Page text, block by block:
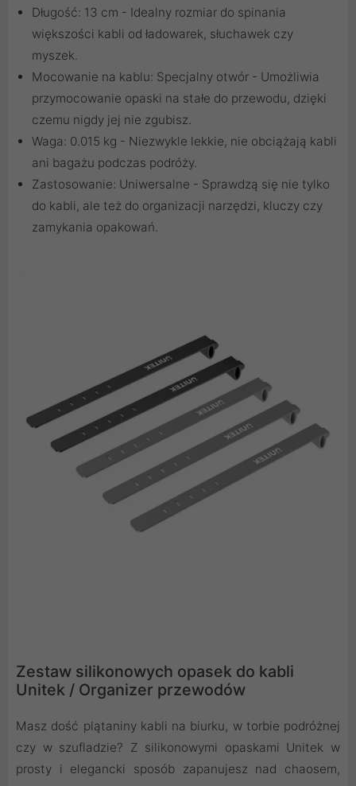
Długość: 13 cm - Idealny rozmiar do spinania
większości kabli od ładowarek, słuchawek czy
myszek.
Mocowanie na kablu: Specjalny otwór - Umożliwia
przymocowanie opaski na stałe do przewodu, dzięki
czemu nigdy jej nie zgubisz.
Waga: 0.015 kg - Niezwykle lekkie, nie obciążają kabli
ani bagażu podczas podróży.
Zastosowanie: Uniwersalne - Sprawdzą się nie tylko
do kabli, ale też do organizacji narzędzi, kluczy czy
zamykania opakowań.
Zestaw silikonowych opasek do kabli
Unitek / Organizer przewodów
Masz dość plątaniny kabli na biurku, w torbie podróżnej
czy w szufladzie? Z silikonowymi opaskami Unitek w
prosty i elegancki sposób zapanujesz nad chaosem,